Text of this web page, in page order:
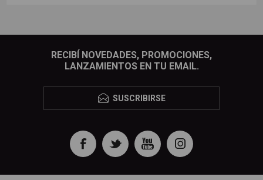
RECIBÍ NOVEDADES, PROMOCIONES,
LANZAMIENTOS EN TU EMAIL.
SUSCRIBIRSE